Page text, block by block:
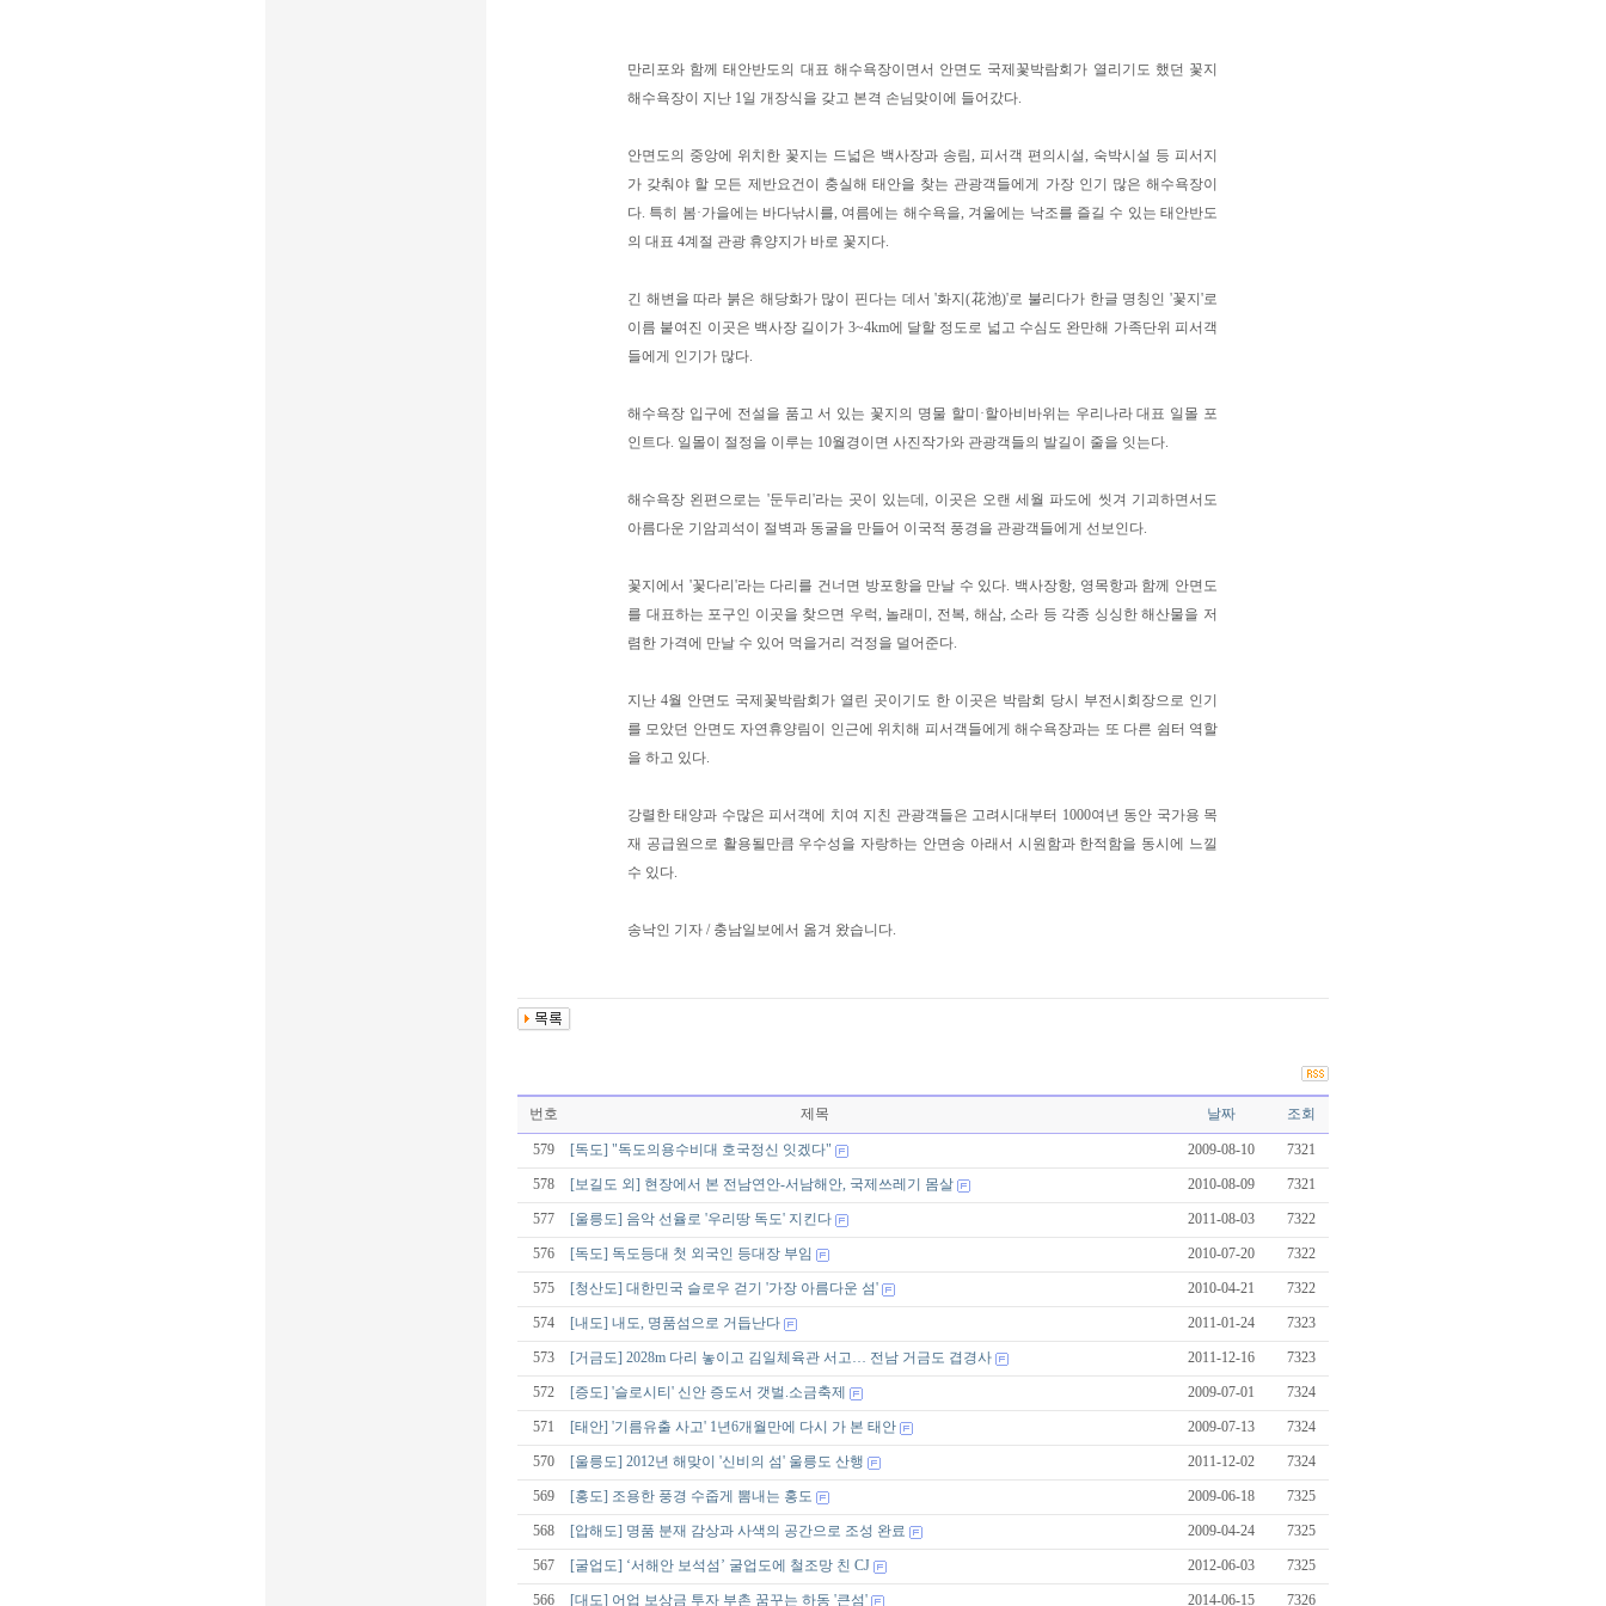
만리포와 함께 태안반도의 대표 해수욕장이면서 안면도 국제꽃박람회가 열리기도 했던 꽃지
해수욕장이 지난 1일 개장식을 갖고 본격 손님맞이에 들어갔다.
안면도의 중앙에 위치한 꽃지는 드넓은 백사장과 송림, 피서객 편의시설, 숙박시설 등 피서지
가 갖춰야 할 모든 제반요건이 충실해 태안을 찾는 관광객들에게 가장 인기 많은 해수욕장이
다. 특히 봄·가을에는 바다낚시를, 여름에는 해수욕을, 겨울에는 낙조를 즐길 수 있는 태안반도
의 대표 4계절 관광 휴양지가 바로 꽃지다.
긴 해변을 따라 붉은 해당화가 많이 핀다는 데서 '화지(花池)'로 불리다가 한글 명칭인 '꽃지'로
이름 붙여진 이곳은 백사장 길이가 3~4km에 달할 정도로 넓고 수심도 완만해 가족단위 피서객
들에게 인기가 많다.
해수욕장 입구에 전설을 품고 서 있는 꽃지의 명물 할미·할아비바위는 우리나라 대표 일몰 포
인트다. 일몰이 절정을 이루는 10월경이면 사진작가와 관광객들의 발길이 줄을 잇는다.
해수욕장 왼편으로는 '둔두리'라는 곳이 있는데, 이곳은 오랜 세월 파도에 씻겨 기괴하면서도
아름다운 기암괴석이 절벽과 동굴을 만들어 이국적 풍경을 관광객들에게 선보인다.
꽃지에서 '꽃다리'라는 다리를 건너면 방포항을 만날 수 있다. 백사장항, 영목항과 함께 안면도
를 대표하는 포구인 이곳을 찾으면 우럭, 놀래미, 전복, 해삼, 소라 등 각종 싱싱한 해산물을 저
렴한 가격에 만날 수 있어 먹을거리 걱정을 덜어준다.
지난 4월 안면도 국제꽃박람회가 열린 곳이기도 한 이곳은 박람회 당시 부전시회장으로 인기
를 모았던 안면도 자연휴양림이 인근에 위치해 피서객들에게 해수욕장과는 또 다른 쉼터 역할
을 하고 있다.
강렬한 태양과 수많은 피서객에 치여 지친 관광객들은 고려시대부터 1000여년 동안 국가용 목
재 공급원으로 활용될만큼 우수성을 자랑하는 안면송 아래서 시원함과 한적함을 동시에 느낄
수 있다.
송낙인 기자 / 충남일보에서 옮겨 왔습니다.
번호 제목 날짜 조회
579 [독도] "독도의용수비대 호국정신 잇겠다" 2009-08-10 7321
578 [보길도 외] 현장에서 본 전남연안-서남해안, 국제쓰레기 몸살 2010-08-09 7321
577 [울릉도] 음악 선율로 '우리땅 독도' 지킨다 2011-08-03 7322
576 [독도] 독도등대 첫 외국인 등대장 부임 2010-07-20 7322
575 [청산도] 대한민국 슬로우 걷기 '가장 아름다운 섬' 2010-04-21 7322
574 [내도] 내도, 명품섬으로 거듭난다 2011-01-24 7323
573 [거금도] 2028m 다리 놓이고 김일체육관 서고… 전남 거금도 겹경사 2011-12-16 7323
572 [증도] '슬로시티' 신안 증도서 갯벌.소금축제 2009-07-01 7324
571 [태안] '기름유출 사고' 1년6개월만에 다시 가 본 태안 2009-07-13 7324
570 [울릉도] 2012년 해맞이 '신비의 섬' 울릉도 산행 2011-12-02 7324
569 [홍도] 조용한 풍경 수줍게 뽐내는 홍도 2009-06-18 7325
568 [압해도] 명품 분재 감상과 사색의 공간으로 조성 완료 2009-04-24 7325
567 [굴업도] ‘서해안 보석섬’ 굴업도에 철조망 친 CJ 2012-06-03 7325
566 [대도] 어업 보상금 투자 부촌 꿈꾸는 하동 '큰섬' 2014-06-15 7326